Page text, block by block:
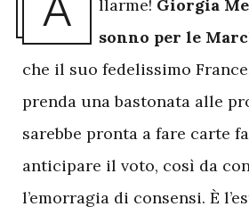
A llarme! Giorgia
sonno per le
che il suo fedelissimo
prenda una bastonata alle
sarebbe pronta a fare carte
anticipare il voto, così da
l’emorragia di consensi. È